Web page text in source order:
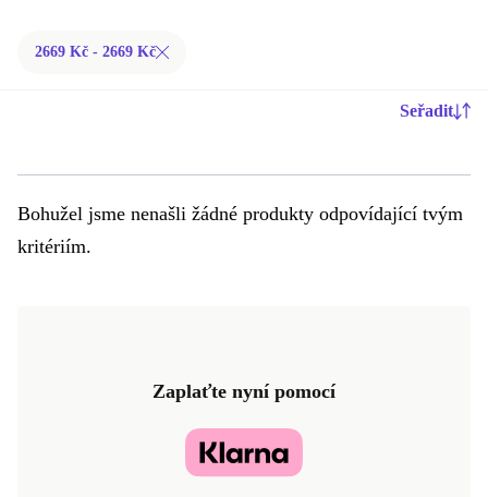
2669 Kč - 2669 Kč
Seřadit
Bohužel jsme nenašli žádné produkty odpovídající tvým
kritériím.
Zaplaťte nyní pomocí